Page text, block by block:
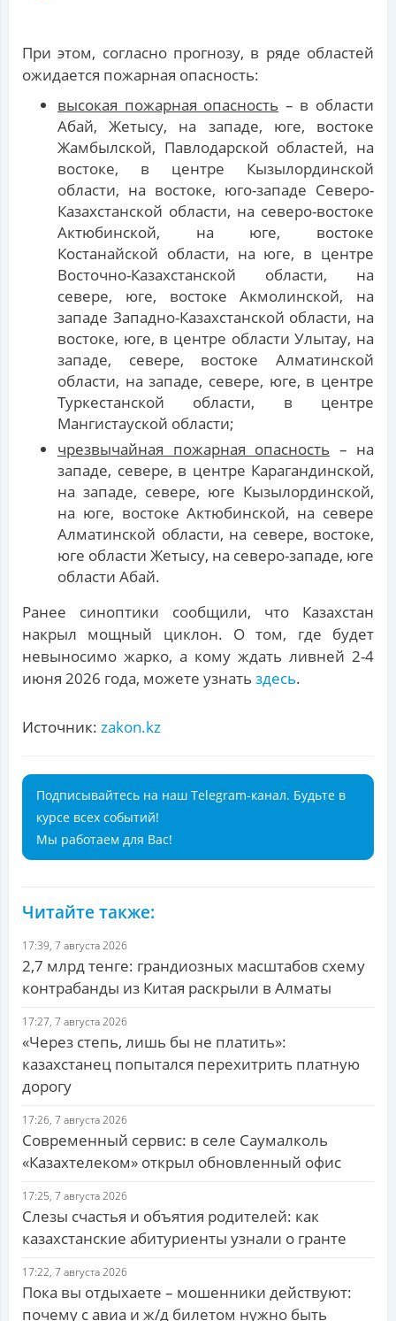
При этом, согласно прогнозу, в ряде областей
ожидается пожарная опасность:
высокая пожарная опасность – в области
Абай, Жетысу, на западе, юге, востоке
Жамбылской, Павлодарской областей, на
востоке, в центре Кызылординской
области, на востоке, юго-западе Северо-
Казахстанской области, на северо-востоке
Актюбинской, на юге, востоке
Костанайской области, на юге, в центре
Восточно-Казахстанской области, на
севере, юге, востоке Акмолинской, на
западе Западно-Казахстанской области, на
востоке, юге, в центре области Улытау, на
западе, севере, востоке Алматинской
области, на западе, севере, юге, в центре
Туркестанской области, в центре
Мангистауской области;
чрезвычайная пожарная опасность – на
западе, севере, в центре Карагандинской,
на западе, севере, юге Кызылординской,
на юге, востоке Актюбинской, на севере
Алматинской области, на севере, востоке,
юге области Жетысу, на северо-западе, юге
области Абай.
Ранее синоптики сообщили, что Казахстан
накрыл мощный циклон. О том, где будет
невыносимо жарко, а кому ждать ливней 2-4
июня 2026 года, можете узнать здесь.
Источник: zakon.kz
Подписывайтесь на наш Telegram-канал. Будьте в
курсе всех событий!
Мы работаем для Вас!
Читайте также:
17:39, 7 августа 2026
2,7 млрд тенге: грандиозных масштабов схему
контрабанды из Китая раскрыли в Алматы
17:27, 7 августа 2026
«Через степь, лишь бы не платить»:
казахстанец попытался перехитрить платную
дорогу
17:26, 7 августа 2026
Современный сервис: в селе Саумалколь
«Казахтелеком» открыл обновленный офис
17:25, 7 августа 2026
Слезы счастья и объятия родителей: как
казахстанские абитуриенты узнали о гранте
17:22, 7 августа 2026
Пока вы отдыхаете – мошенники действуют:
почему с авиа и ж/д билетом нужно быть